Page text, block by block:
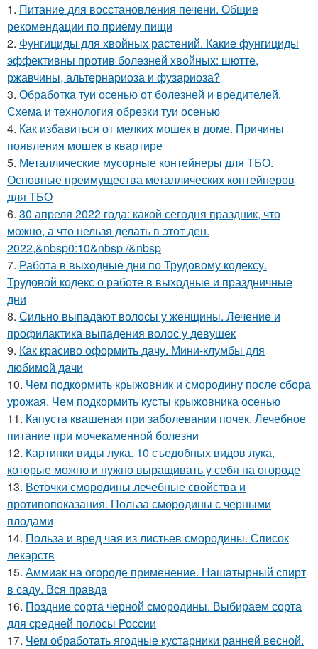
1. Питание для восстановления печени. Общие
рекомендации по приёму пищи
2. Фунгициды для хвойных растений. Какие фунгициды
эффективны против болезней хвойных: шютте,
ржавчины, альтернариоза и фузариоза?
3. Обработка туи осенью от болезней и вредителей.
Схема и технология обрезки туи осенью
4. Как избавиться от мелких мошек в доме. Причины
появления мошек в квартире
5. Металлические мусорные контейнеры для ТБО.
Основные преимущества металлических контейнеров
для ТБО
6. 30 апреля 2022 года: какой сегодня праздник, что
можно, а что нельзя делать в этот ден.
2022,&nbsp0:10&nbsp /&nbsp
7. Работа в выходные дни по Трудовому кодексу.
Трудовой кодекс о работе в выходные и праздничные
дни
8. Сильно выпадают волосы у женщины. Лечение и
профилактика выпадения волос у девушек
9. Как красиво оформить дачу. Мини-клумбы для
любимой дачи
10. Чем подкормить крыжовник и смородину после сбора
урожая. Чем подкормить кусты крыжовника осенью
11. Капуста квашеная при заболевании почек. Лечебное
питание при мочекаменной болезни
12. Картинки виды лука. 10 съедобных видов лука,
которые можно и нужно выращивать у себя на огороде
13. Веточки смородины лечебные свойства и
противопоказания. Польза смородины с черными
плодами
14. Польза и вред чая из листьев смородины. Список
лекарств
15. Аммиак на огороде применение. Нашатырный спирт
в саду. Вся правда
16. Поздние сорта черной смородины. Выбираем сорта
для средней полосы России
17. Чем обработать ягодные кустарники ранней весной.